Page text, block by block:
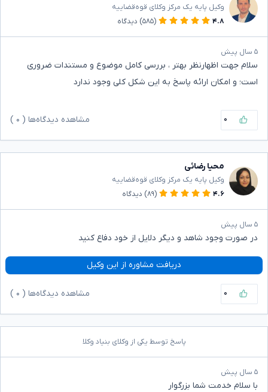
وکیل پایه یک مرکز وکلای قوه‌قضاییه
۴.۸
(۵۸۵) دیدگاه
۵ سال پیش
سلام جهت اظهارنظر بهتر ، بررسی کامل موضوع و مستندات ضروری
است؛ و امکان ارائه پاسخ به این شکل کلی وجود ندارد
۰ مشاهده دیدگاه‌ها ( ۰
محیا رضائی
وکیل پایه یک مرکز وکلای قوه‌قضاییه
۴.۶
(۸۹) دیدگاه
۵ سال پیش
در صورت وجود شاهد و دیگر دلایل از خود دفاع کنید
دریافت مشاوره از این وکیل
۰ مشاهده دیدگاه‌ها ( ۰
پاسخ توسط یکی از وکلای بنیاد وکلا
۵ سال پیش
با سلام خدمت شما بزرگوار